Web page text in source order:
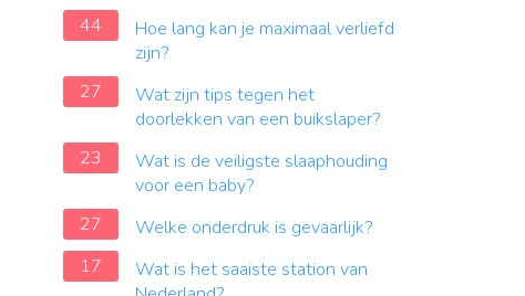
44
Hoe lang kan je maximaal verliefd
zijn?
27
Wat zijn tips tegen het
doorlekken van een buikslaper?
23
Wat is de veiligste slaaphouding
voor een baby?
27
Welke onderdruk is gevaarlijk?
17
Wat is het saaiste station van